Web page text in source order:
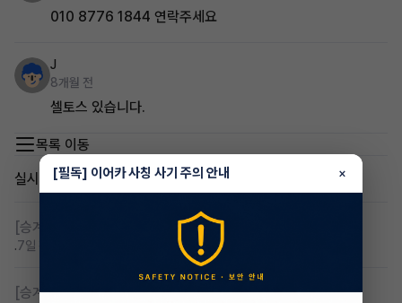
010 8776 1844 연락주세요
J
8개월 전
셀토스 있습니다.
목록 이동
실시간 인기글
[승계찾아줘]
.7일 전
[승계찾아줘] 무심사 무보증 만21세 전기차 승계,2운전자
[필독] 이어카 사칭 사기 주의 안내 ×